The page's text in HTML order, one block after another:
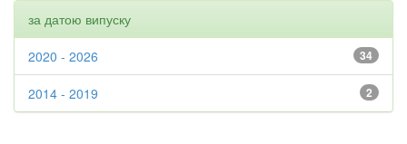
за датою випуску
34
2020 - 2026
2
2014 - 2019